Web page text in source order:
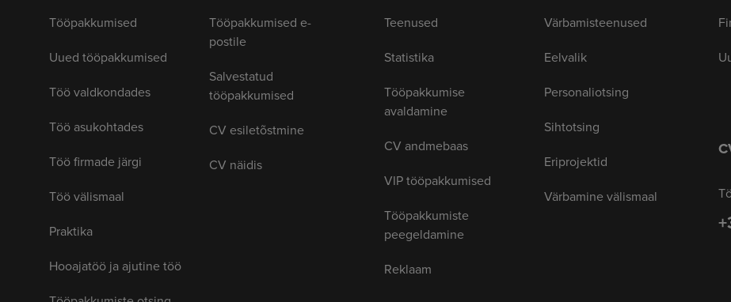
Tööpakkumised
Uued tööpakkumised
Töö valdkondades
Töö asukohtades
Töö firmade järgi
Töö välismaal
Praktika
Hooajatöö ja ajutine töö
Tööpakkumised e-
postile
Salvestatud
tööpakkumised
CV esiletõstmine
CV näidis
Teenused
Statistika
Tööpakkumise
avaldamine
CV andmebaas
VIP tööpakkumised
Tööpakkumiste
peegeldamine
Reklaam
Värbamisteenused
Eelvalik
Personaliotsing
Sihtotsing
Eriprojektid
Värbamine välismaal